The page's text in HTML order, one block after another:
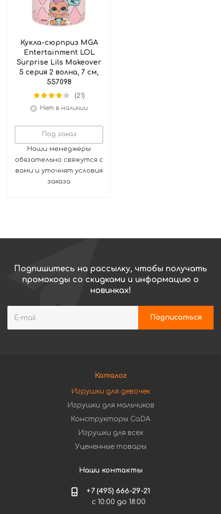
Кукла-сюрприз MGA
Entertainment LOL
Surprise Lils Makeover
5 серия 2 волна, 7 см,
557098
(21)
Нет в наличии
Под заказ
Наши менеджеры
обязательно свяжутся с
вами и уточнят условия
заказа
Подпишитесь на рассылку, чтобы получать
промокоды со скидками и информацию о
новинках!
Каталог
Игрушки для девочек
Игрушки для мальчиков
Конструкторы CaDA
Игрушки для всех
Уцененные товары
Наши контакты
+7 (495) 666-29-21
с 10:00 до 18:00